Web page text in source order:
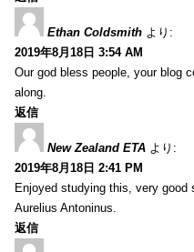
Ethan Coldsmith より:
2019年8月18日 3:54 AM
Our god bless people, your blog
along.
返信
New Zealand ETA より:
2019年8月18日 2:41 PM
Enjoyed studying this, very good
Aurelius Antoninus.
返信